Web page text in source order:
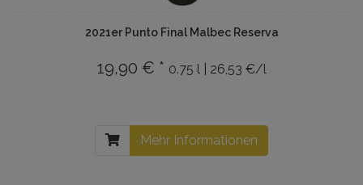
2021er Punto Final Malbec Reserva
19,90 € * 0.75 l | 26,53 €/l
Mehr Informationen